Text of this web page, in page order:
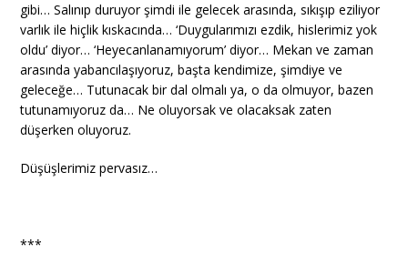
gibi… Salınıp duruyor şimdi ile gelecek arasında, sıkışıp eziliyor
varlık ile hiçlik kıskacında… ‘Duygularımızı ezdik, hislerimiz yok
oldu’ diyor… ‘Heyecanlanamıyorum’ diyor… Mekan ve zaman
arasında yabancılaşıyoruz, başta kendimize, şimdiye ve
geleceğe… Tutunacak bir dal olmalı ya, o da olmuyor, bazen
tutunamıyoruz da… Ne oluyorsak ve olacaksak zaten
düşerken oluyoruz.
Düşüşlerimiz pervasız…
***